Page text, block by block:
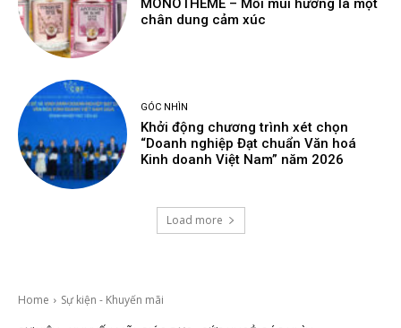
MONOTHEME – Mỗi mùi hương là một
chân dung cảm xúc
GÓC NHÌN
Khởi động chương trình xét chọn
“Doanh nghiệp Đạt chuẩn Văn hoá
Kinh doanh Việt Nam” năm 2026
Load more